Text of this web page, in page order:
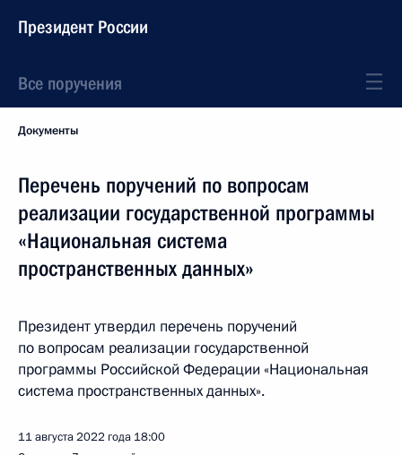
Президент России
Все поручения
Документы
Перечень поручений по вопросам
реализации государственной программы
«Национальная система
пространственных данных»
Президент утвердил перечень поручений
по вопросам реализации государственной
программы Российской Федерации «Национальная
система пространственных данных».
11 августа 2022 года 18:00